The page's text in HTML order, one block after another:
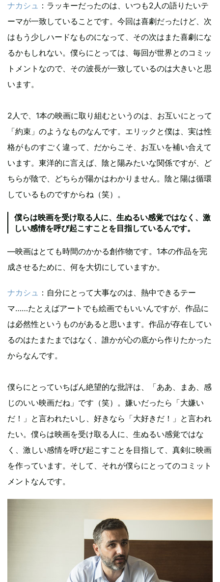
ナカシュ ：ラッキーだったのは、いつも2人の語りたいテ
ーマが一致していることです。今回は喜劇だったけど、次
はもう少しハードなものになって、その次はまた喜劇にな
るかもしれない。僕らにとっては、毎回が世界とのコミッ
トメントなので、その波長が一致しているのは大きいと思
います。
2人で、1本の映画に取り組むというのは、お互いにとって
「約束」のようなものなんです。エリックと僕は、実は性
格がものすごく違って、だからこそ、お互いを補い合えて
います。東洋的に言えば、陰と陽みたいな関係ですが、ど
ちらが陰で、どちらが陽かはわかりません。陰と陽は循環
しているものですからね（笑）。
僕らは映画を受け取る人に、生ぬるい感覚ではなく、激
しい感情を呼び起こすことを目指しているんです。
—映画はとても時間のかかる創作物です。1本の作品を完
成させるために、何を大切にしていますか。
ナカシュ ：自分にとって大事なのは、熱中できるテー
マ……たとえばアートでも絵画でもいいんですが、作品に
は必然性というものがあると思います。作品が存在してい
るのはたまたまではなく、誰かが心の底から作りたかった
からなんです。
僕らにとっていちばん絶望的な批評は、「ああ、まあ、感
じのいい映画だね」です（笑）。嫌いだったら「大嫌い
だ！」と言われたいし、好きなら「大好きだ！」と言われ
たい。僕らは映画を受け取る人に、生ぬるい感覚ではな
く、激しい感情を呼び起こすことを目指して、真剣に映画
を作っています。そして、それが僕らにとってのコミット
メントなんです。